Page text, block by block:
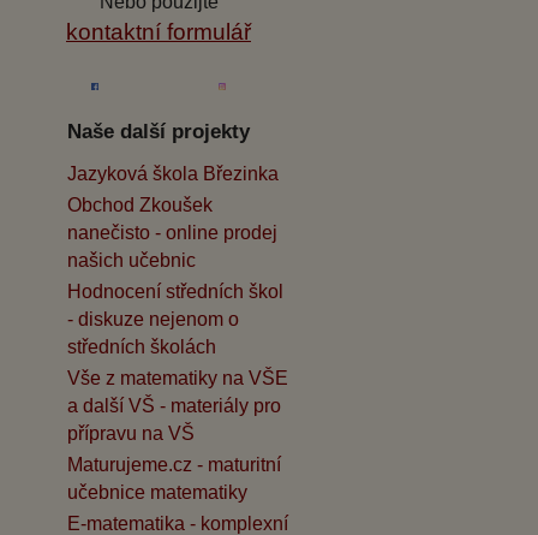
kontaktní formulář
Naše další projekty
Jazyková škola Březinka
Obchod Zkoušek
nanečisto - online prodej
našich učebnic
Hodnocení středních škol
- diskuze nejenom o
středních školách
Vše z matematiky na VŠE
a další VŠ - materiály pro
přípravu na VŠ
Maturujeme.cz - maturitní
učebnice matematiky
E-matematika - komplexní